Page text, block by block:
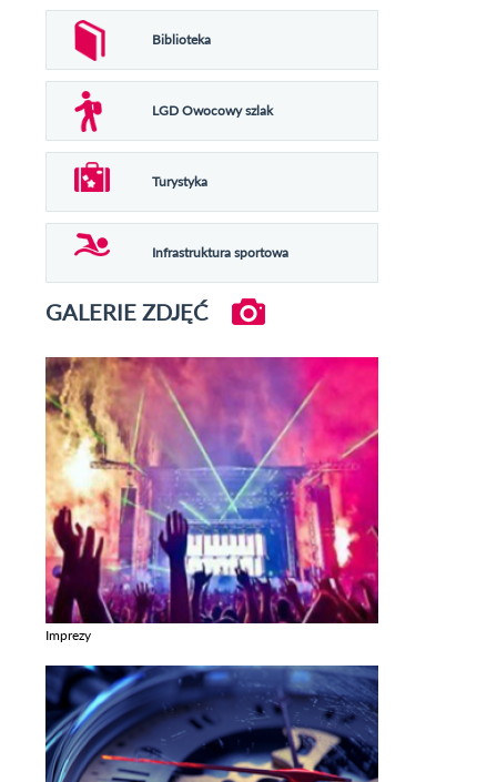
Biblioteka
LGD Owocowy szlak
Turystyka
Infrastruktura sportowa
GALERIE ZDJĘĆ
Imprezy